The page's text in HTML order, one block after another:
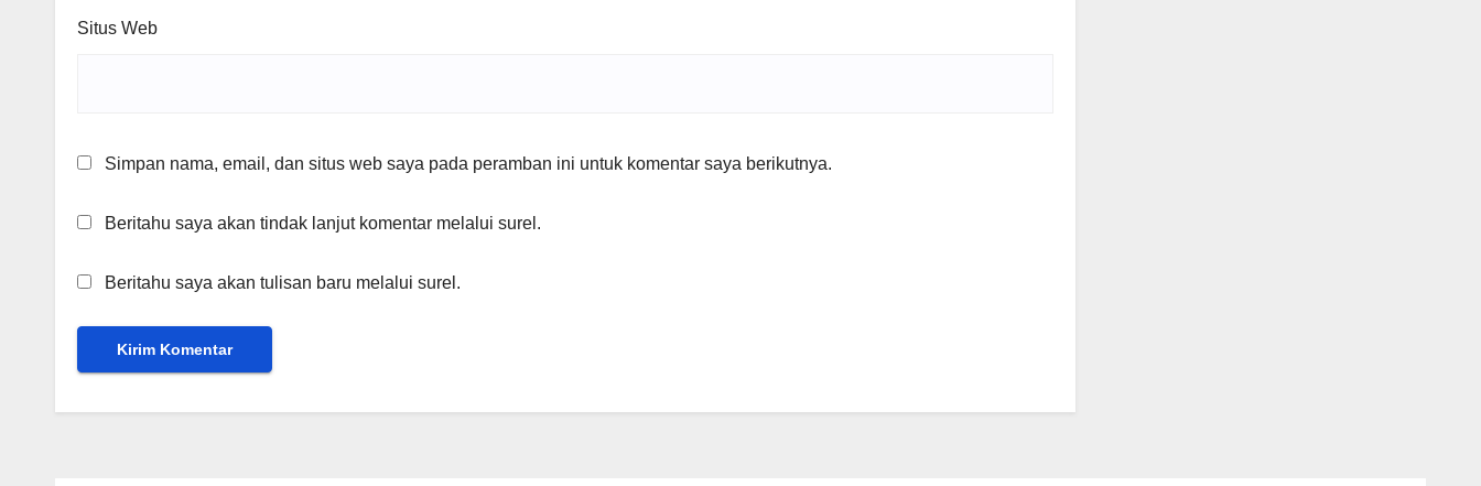
Situs Web
Simpan nama, email, dan situs web saya pada peramban ini untuk komentar saya berikutnya.
Beritahu saya akan tindak lanjut komentar melalui surel.
Beritahu saya akan tulisan baru melalui surel.